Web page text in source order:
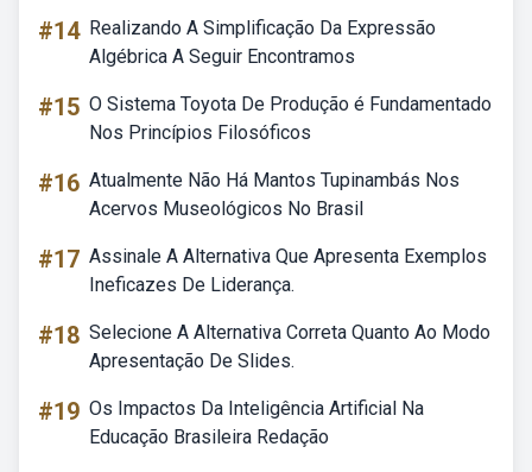
#14 Realizando A Simplificação Da Expressão
Algébrica A Seguir Encontramos
#15 O Sistema Toyota De Produção é Fundamentado
Nos Princípios Filosóficos
#16 Atualmente Não Há Mantos Tupinambás Nos
Acervos Museológicos No Brasil
#17 Assinale A Alternativa Que Apresenta Exemplos
Ineficazes De Liderança.
#18 Selecione A Alternativa Correta Quanto Ao Modo
Apresentação De Slides.
#19 Os Impactos Da Inteligência Artificial Na
Educação Brasileira Redação